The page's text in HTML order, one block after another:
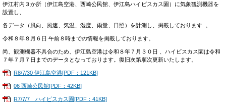
伊江村内３か所（伊江島空港、西崎公民館、伊江島ハイビスカス園）に気象観測機器を
設置し、
各データ（風向、風速、気温、湿度、雨量、日照）を計測し、掲載しております 。
令和８年８月６日 午前８時までの情報を掲載しております。
尚、観測機器不具合のため、伊江島空港は令和８年７月３０日 、ハイビスカス園は令和
７年７月７日までのデータとなっております。復旧次第順次更新いたします。
R8/7/30 伊江島空港[PDF：121KB]
06 西崎公民館[PDF：42KB]
R7/7/7 ハイビスカス園[PDF：41KB]